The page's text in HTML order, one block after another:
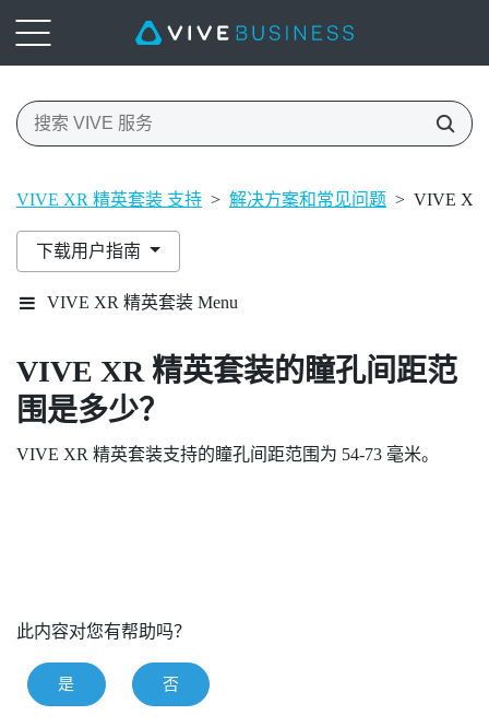
VIVE XR 精英套装 支持 > 解决方案和常见问题 > VIVE XR
下载用户指南
VIVE XR 精英套装 Menu
VIVE XR 精英套装的瞳孔间距范
围是多少？
VIVE XR 精英套装支持的瞳孔间距范围为 54-73 毫米。
此内容对您有帮助吗？
是 否